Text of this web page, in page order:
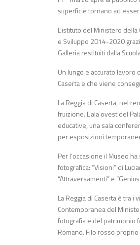
superficie tornano ad
L’istituto del Ministero
e Sviluppo 2014-2020
Galleria restituiti dalla
Un lungo e accurato
Caserta e che viene
La Reggia di Caserta, nel
fruizione. L’ala ovest del
educative, una sala
per esposizioni
Per l’occasione il Museo
fotografica: “Visioni” di
“Attraversamenti” e
La Reggia di Caserta è tra
Contemporanea del
fotografia e del patrimonio
Romano. Filo rosso